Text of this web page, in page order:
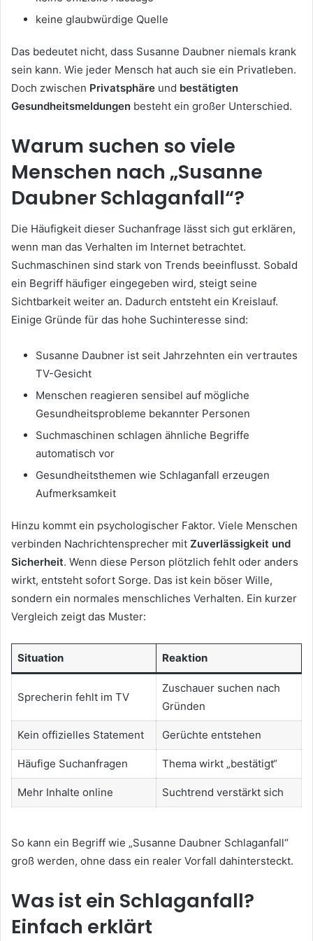
keine glaubwürdige Quelle
Das bedeutet nicht, dass Susanne Daubner niemals krank
sein kann. Wie jeder Mensch hat auch sie ein Privatleben.
Doch zwischen Privatsphäre und bestätigten
Gesundheitsmeldungen besteht ein großer Unterschied.
Warum suchen so viele
Menschen nach „Susanne
Daubner Schlaganfall“?
Die Häufigkeit dieser Suchanfrage lässt sich gut erklären,
wenn man das Verhalten im Internet betrachtet.
Suchmaschinen sind stark von Trends beeinflusst. Sobald
ein Begriff häufiger eingegeben wird, steigt seine
Sichtbarkeit weiter an. Dadurch entsteht ein Kreislauf.
Einige Gründe für das hohe Suchinteresse sind:
Susanne Daubner ist seit Jahrzehnten ein vertrautes
TV-Gesicht
Menschen reagieren sensibel auf mögliche
Gesundheitsprobleme bekannter Personen
Suchmaschinen schlagen ähnliche Begriffe
automatisch vor
Gesundheitsthemen wie Schlaganfall erzeugen
Aufmerksamkeit
Hinzu kommt ein psychologischer Faktor. Viele Menschen
verbinden Nachrichtensprecher mit Zuverlässigkeit und
Sicherheit. Wenn diese Person plötzlich fehlt oder anders
wirkt, entsteht sofort Sorge. Das ist kein böser Wille,
sondern ein normales menschliches Verhalten. Ein kurzer
Vergleich zeigt das Muster:
Situation Reaktion
Sprecherin fehlt im TV
Zuschauer suchen nach
Gründen
Kein offizielles Statement Gerüchte entstehen
Häufige Suchanfragen Thema wirkt „bestätigt“
Mehr Inhalte online Suchtrend verstärkt sich
So kann ein Begriff wie „Susanne Daubner Schlaganfall“
groß werden, ohne dass ein realer Vorfall dahintersteckt.
Was ist ein Schlaganfall?
Einfach erklärt